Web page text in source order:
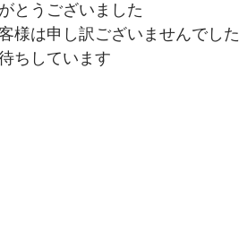
とうございました
様は申し訳ございませんでした
ちしています